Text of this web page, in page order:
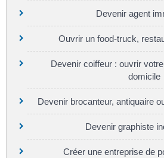
Devenir agent
Ouvrir un food-truck,
Devenir coiffeur : ouvrir
domicile
Devenir brocanteur, antiquaire
Devenir graphiste
Créer une entreprise de